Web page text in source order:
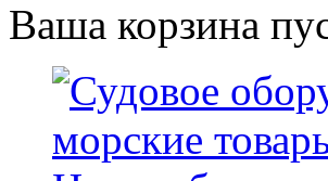
Ваша корзина